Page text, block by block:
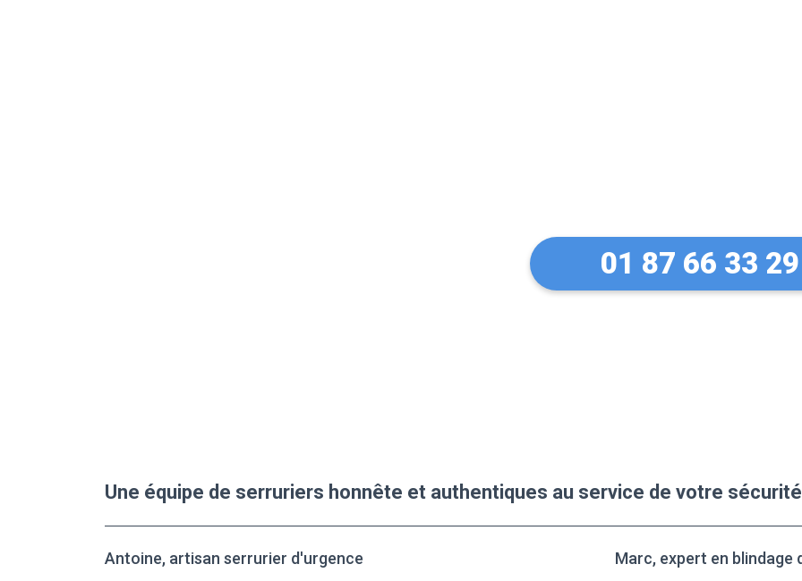
01 87 66 33 29
Une équipe de serruriers honnête et authentiques au service de votre sécurité
Antoine, artisan serrurier d'urgence Marc, expert en blindage